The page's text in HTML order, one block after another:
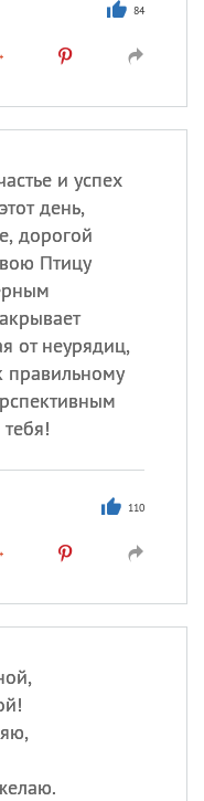
84
и успех
день,
дорогой
Птицу
от неурядиц,
правильному
110